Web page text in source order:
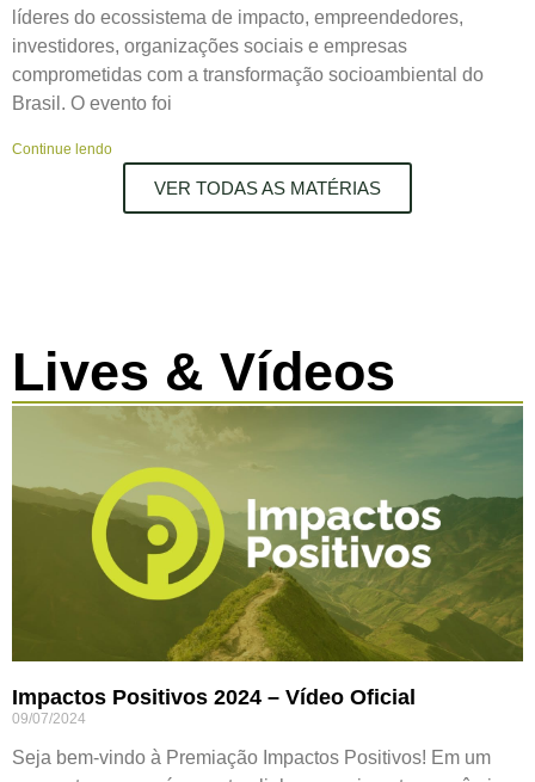
líderes do ecossistema de impacto, empreendedores,
investidores, organizações sociais e empresas
comprometidas com a transformação socioambiental do
Brasil. O evento foi
Continue lendo
VER TODAS AS MATÉRIAS
Lives & Vídeos
Impactos Positivos 2024 – Vídeo Oficial
09/07/2024
Seja bem-vindo à Premiação Impactos Positivos! Em um